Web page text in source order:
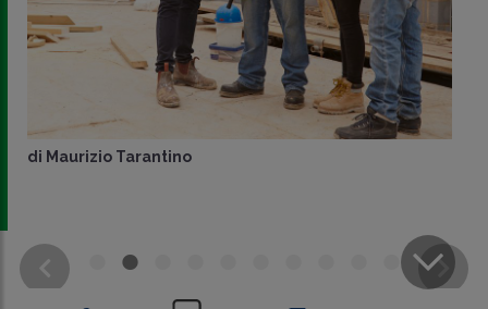
CONDIVIDI
di Maurizio Tarantino